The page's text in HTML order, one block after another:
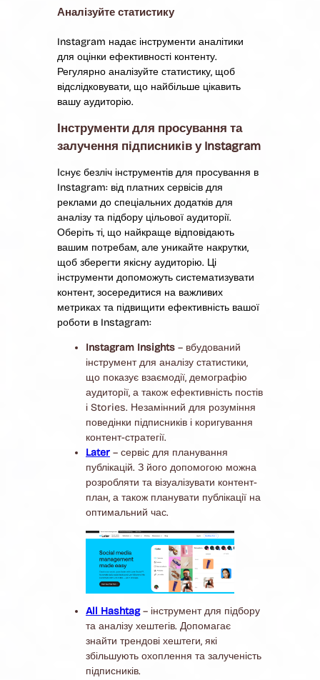
Аналізуйте статистику
Instagram надає інструменти аналітики
для оцінки ефективності контенту.
Регулярно аналізуйте статистику, щоб
відслідковувати, що найбільше цікавить
вашу аудиторію.
Інструменти для просування та
залучення підписників у Instagram
Існує безліч інструментів для просування в
Instagram: від платних сервісів для
реклами до спеціальних додатків для
аналізу та підбору цільової аудиторії.
Оберіть ті, що найкраще відповідають
вашим потребам, але уникайте накрутки,
щоб зберегти якісну аудиторію. Ці
інструменти допоможуть систематизувати
контент, зосередитися на важливих
метриках та підвищити ефективність вашої
роботи в Instagram:
Instagram Insights – вбудований
інструмент для аналізу статистики,
що показує взаємодії, демографію
аудиторії, а також ефективність постів
і Stories. Незамінний для розуміння
поведінки підписників і коригування
контент-стратегії.
Later – сервіс для планування
публікацій. З його допомогою можна
розробляти та візуалізувати контент-
план, а також планувати публікації на
оптимальний час.
All Hashtag– інструмент для підбору
та аналізу хештегів. Допомагає
знайти трендові хештеги, які
збільшують охоплення та залученість
підписників.